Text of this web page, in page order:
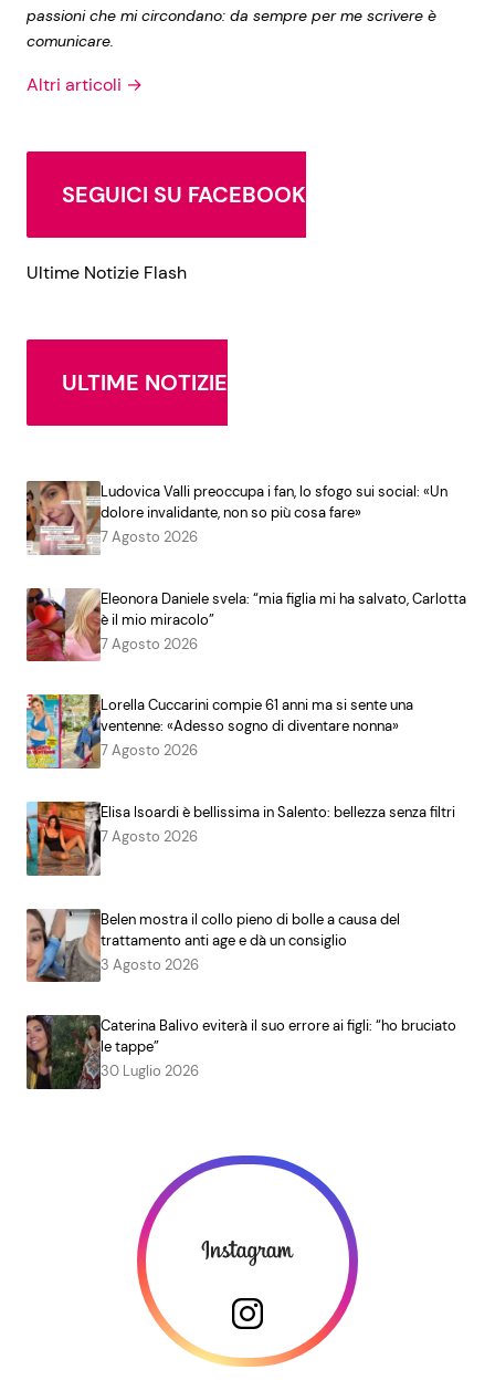
passioni che mi circondano: da sempre per me scrivere è
comunicare.
Altri articoli →
SEGUICI SU FACEBOOK
Ultime Notizie Flash
ULTIME NOTIZIE
Ludovica Valli preoccupa i fan, lo sfogo sui social: «Un
dolore invalidante, non so più cosa fare»
7 Agosto 2026
Eleonora Daniele svela: “mia figlia mi ha salvato, Carlotta
è il mio miracolo”
7 Agosto 2026
Lorella Cuccarini compie 61 anni ma si sente una
ventenne: «Adesso sogno di diventare nonna»
7 Agosto 2026
Elisa Isoardi è bellissima in Salento: bellezza senza filtri
7 Agosto 2026
Belen mostra il collo pieno di bolle a causa del
trattamento anti age e dà un consiglio
3 Agosto 2026
Caterina Balivo eviterà il suo errore ai figli: “ho bruciato
le tappe”
30 Luglio 2026